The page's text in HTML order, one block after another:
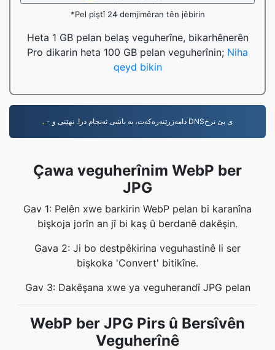
*Pel piştî 24 demjimêran tên jêbirin
Heta 1 GB pelan belaş veguherîne, bikarhênerên
Pro dikarin heta 100 GB pelan veguherînin; Niha
qeyd bikin
. - دامەزرێنەرەکەت، بە باشی ئەنجام درا. نهێنی و DNSی بێ نرخ
Çawa veguherînim WebP ber
JPG
Gav 1: Pelên xwe barkirin WebP pelan bi karanîna
bişkoja jorîn an jî bi kaş û berdanê dakêşin.
Gava 2: Ji bo destpêkirina veguhastinê li ser
bişkoka 'Convert' bitikîne.
Gav 3: Dakêşana xwe ya veguherandî JPG pelan
WebP ber JPG Pirs û Bersîvên
Veguherînê